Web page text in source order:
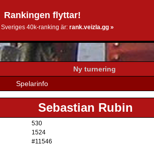
Rankingen flyttar!
Sveriges 40k-ranking är: rank.veizla.gg »
Ny turnering
Spelarinfo
Sebastian Rubin
530
1524
#11546